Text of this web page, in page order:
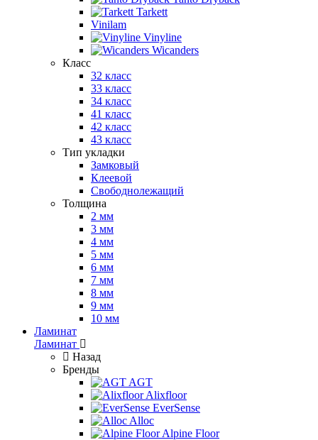
Tarkett
Vinilam
Vinyline
Wicanders
Класс
32 класс
33 класс
34 класс
41 класс
42 класс
43 класс
Тип укладки
Замковый
Клеевой
Свободнолежащий
Толщина
2 мм
3 мм
4 мм
5 мм
6 мм
7 мм
8 мм
9 мм
10 мм
Ламинат
Ламинат
Назад
Бренды
AGT
Alixfloor
EverSense
Alloc
Alpine Floor